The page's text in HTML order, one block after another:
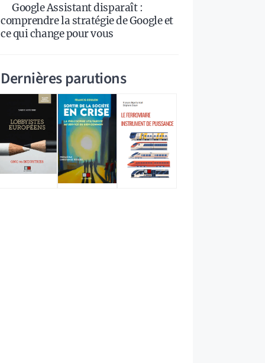
Google Assistant disparaît :
comprendre la stratégie de Google et
ce qui change pour vous
Dernières parutions